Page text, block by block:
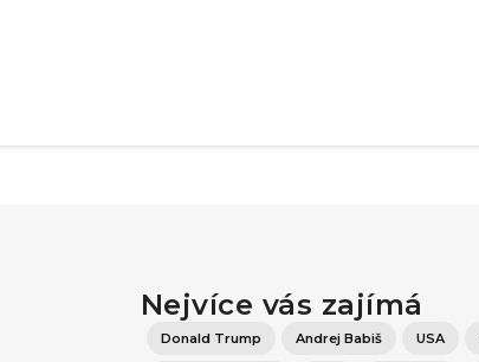
Nejvíce vás zajímá
Donald Trump Andrej Babiš USA